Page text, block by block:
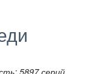
5897 серий